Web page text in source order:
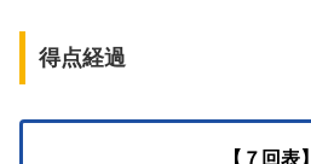
得点経過
【７回表】